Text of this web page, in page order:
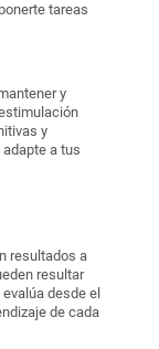
tareas
y
y
a tus
resultados a
resultar
desde el
de cada